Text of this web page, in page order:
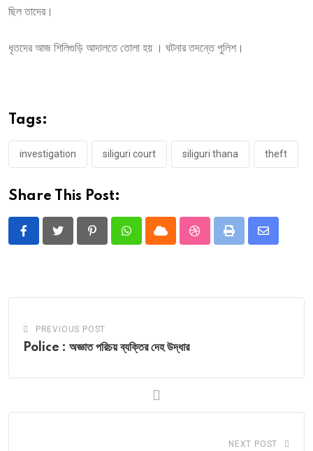
ছিল তাদের।
ধৃতদের আজ শিলিগুড়ি আদালতে তোলা হয় । ঘটনার তদন্তে পুলিশ।
Tags:
investigation siliguri court siliguri thana theft
Share This Post:
PinterestWhatsappCloud StumbleUpon
Print
Share
PREVIOUS POST
Police : অজ্ঞাত পরিচয় ব্যক্তির দেহ উদ্ধার
NEXT POST